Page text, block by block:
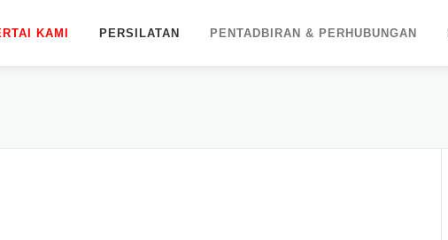
KAMI PERSILATAN PENTADBIRAN & PERHUBUNGAN